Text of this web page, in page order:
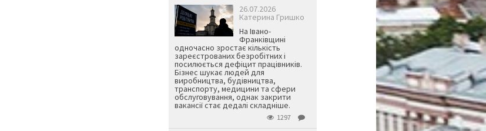
26.07.2026
Катерина Гришко
На Івано-
Франківщині
одночасно зростає кількість
зареєстрованих безробітних і
посилюється дефіцит працівників.
Бізнес шукає людей для
виробництва, будівництва,
транспорту, медицини та сфери
обслуговування, однак закрити
вакансії стає дедалі складніше.
1297